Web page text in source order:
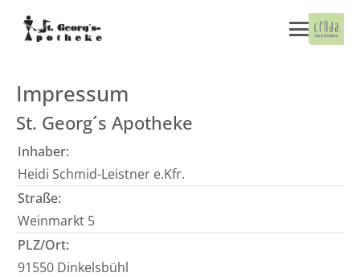
Impressum
St. Georg´s Apotheke
Inhaber:
Heidi Schmid-Leistner e.Kfr.
Straße:
Weinmarkt 5
PLZ/Ort:
91550 Dinkelsbühl